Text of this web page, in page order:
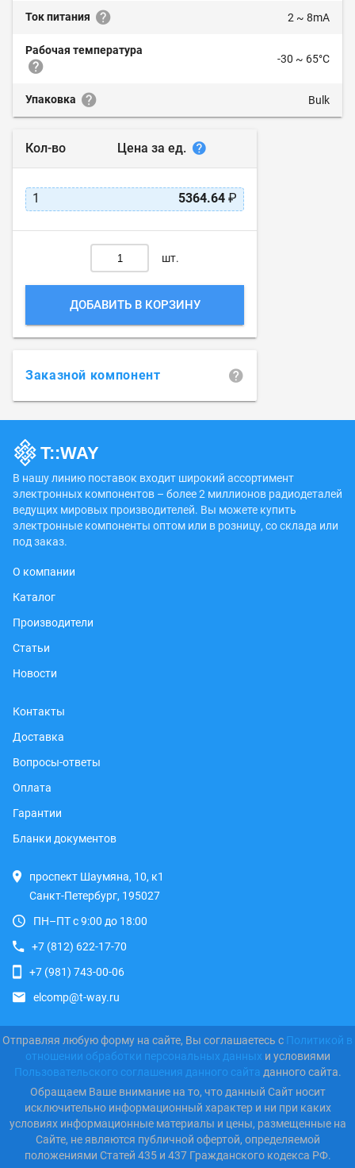
Ток питания 2 ~ 8mA
Рабочая температура
-30 ~ 65°C
Упаковка Bulk
Кол-во Цена за ед.
1 5364.64 ₽
шт.
ДОБАВИТЬ В КОРЗИНУ
Заказной компонент
В нашу линию поставок входит широкий ассортимент
электронных компонентов – более 2 миллионов радиодеталей
ведущих мировых производителей. Вы можете купить
электронные компоненты оптом или в розницу, со склада или
под заказ.
О компании
Каталог
Производители
Статьи
Новости
Контакты
Доставка
Вопросы-ответы
Оплата
Гарантии
Бланки документов
проспект Шаумяна, 10, к1
Санкт-Петербург, 195027
ПН–ПТ с 9:00 до 18:00
+7 (812) 622-17-70
+7 (981) 743-00-06
elcomp@t-way.ru
Отправляя любую форму на сайте, Вы соглашаетесь с Политикой в
отношении обработки персональных данных и условиями
Пользовательского соглашения данного сайта данного сайта.
Обращаем Ваше внимание на то, что данный Сайт носит
исключительно информационный характер и ни при каких
условиях информационные материалы и цены, размещенные на
Сайте, не являются публичной офертой, определяемой
положениями Статей 435 и 437 Гражданского кодекса РФ.